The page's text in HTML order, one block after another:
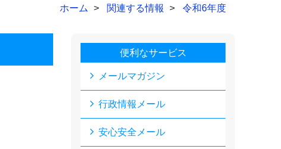
ホーム 関連する情報 令和6年度
便利なサービス
メールマガジン
行政情報メール
安心安全メール